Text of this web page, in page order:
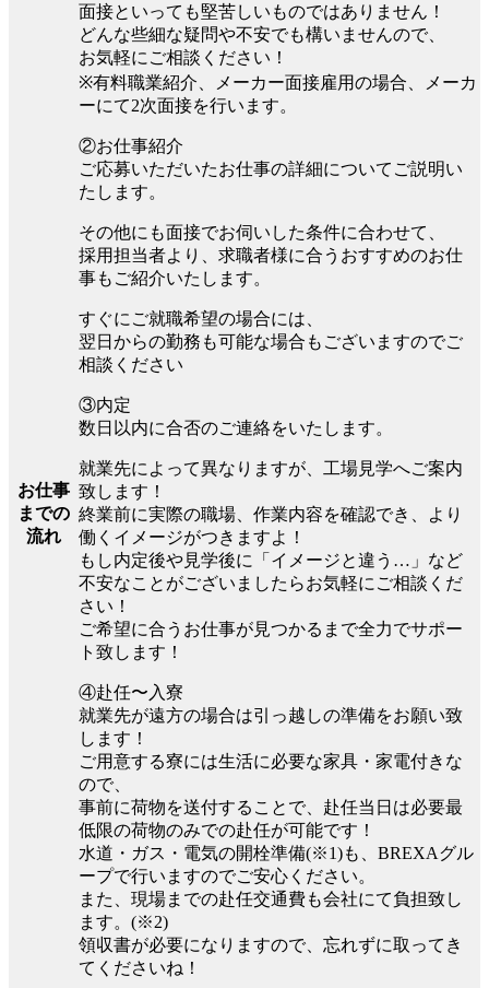
お仕事
までの
流れ
面接といっても堅苦しいものではありません！
どんな些細な疑問や不安でも構いませんので、
お気軽にご相談ください！
※有料職業紹介、メーカー面接雇用の場合、メーカ
ーにて2次面接を行います。
②お仕事紹介
ご応募いただいたお仕事の詳細についてご説明い
たします。
その他にも面接でお伺いした条件に合わせて、
採用担当者より、求職者様に合うおすすめのお仕
事もご紹介いたします。
すぐにご就職希望の場合には、
翌日からの勤務も可能な場合もございますのでご
相談ください
③内定
数日以内に合否のご連絡をいたします。
就業先によって異なりますが、工場見学へご案内
致します！
終業前に実際の職場、作業内容を確認でき、より
働くイメージがつきますよ！
もし内定後や見学後に「イメージと違う…」など
不安なことがございましたらお気軽にご相談くだ
さい！
ご希望に合うお仕事が見つかるまで全力でサポー
ト致します！
④赴任〜入寮
就業先が遠方の場合は引っ越しの準備をお願い致
します！
ご用意する寮には生活に必要な家具・家電付きな
ので、
事前に荷物を送付することで、赴任当日は必要最
低限の荷物のみでの赴任が可能です！
水道・ガス・電気の開栓準備(※1)も、BREXAグル
ープで行いますのでご安心ください。
また、現場までの赴任交通費も会社にて負担致し
ます。(※2)
領収書が必要になりますので、忘れずに取ってき
てくださいね！